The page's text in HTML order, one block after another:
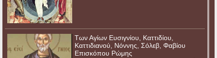
Των Αγίων Ευσιγνίου, Καττιδίου,
Καττιδιανού, Νόννης, Σόλεβ, Φαβίου
Επισκόπου Ρώμης